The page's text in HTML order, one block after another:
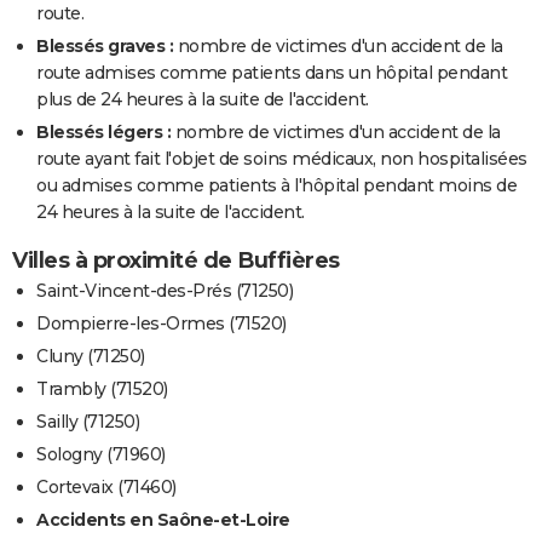
route.
Blessés graves : nombre de victimes d'un accident de la
route admises comme patients dans un hôpital pendant
plus de 24 heures à la suite de l'accident.
Blessés légers : nombre de victimes d'un accident de la
route ayant fait l'objet de soins médicaux, non hospitalisées
ou admises comme patients à l'hôpital pendant moins de
24 heures à la suite de l'accident.
Villes à proximité de Buffières
Saint-Vincent-des-Prés (71250)
Dompierre-les-Ormes (71520)
Cluny (71250)
Trambly (71520)
Sailly (71250)
Sologny (71960)
Cortevaix (71460)
Accidents en Saône-et-Loire